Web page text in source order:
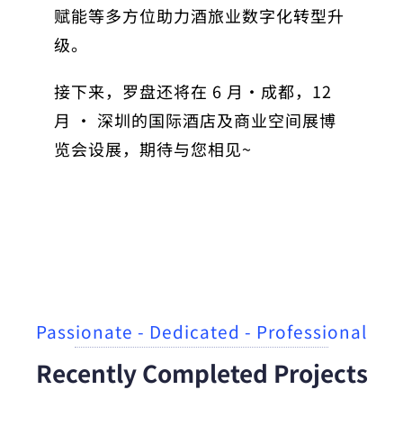
赋能等多方位助力酒旅业数字化转型升
级。
接下来，罗盘还将在 6 月·成都，12
月 · 深圳的国际酒店及商业空间展博
览会设展，期待与您相见~
Passionate - Dedicated - Professional
Recently Completed Projects